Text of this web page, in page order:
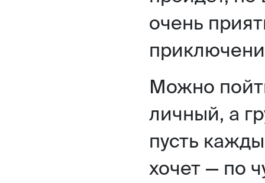
очень
Можно
личный, а
пусть
хочет — по